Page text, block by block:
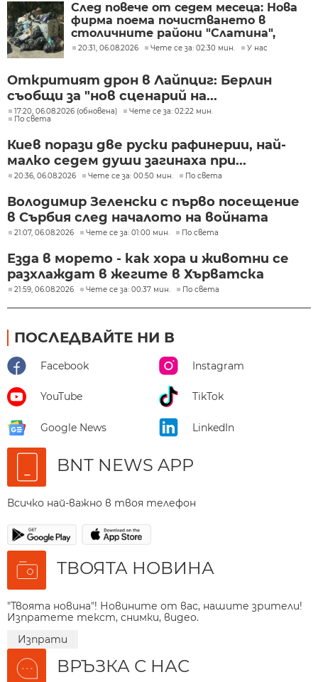
След повече от седем месеца: Нова
фирма поема почистването в
столичните райони "Слатина",
"Подуяне" и "Изгрев"
20:31, 06.08.2026 Чете се за: 02:30 мин. У нас
Откритият дрон в Лайпциг: Берлин
съобщи за "нов сценарий на...
17:20, 06.08.2026 (обновена)
Чете се за: 02:22 мин.
По света
Киев порази две руски рафинерии, най-
малко седем души загинаха при...
20:36, 06.08.2026 Чете се за: 00:50 мин. По света
Володимир Зеленски с първо посещение
в Сърбия след началото на войната
21:07, 06.08.2026 Чете се за: 01:00 мин. По света
Езда в морето - как хора и животни се
разхлаждат в жегите в Хърватска
21:59, 06.08.2026 Чете се за: 00:37 мин. По света
ПОСЛЕДВАЙТЕ НИ В
Facebook Instagram
YouTube TikTok
Google News LinkedIn
BNT NEWS APP
Всичко най-важно в твоя телефон
ТВОЯТА НОВИНА
"Твоята новина"! Новините от вас, нашите зрители!
Изпратете текст, снимки, видео.
Изпрати
ВРЪЗКА С НАС